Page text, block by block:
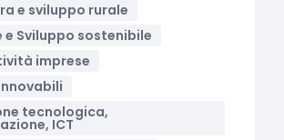
e sviluppo rurale
e Sviluppo sostenibile
imprese
tecnologica,
ICT